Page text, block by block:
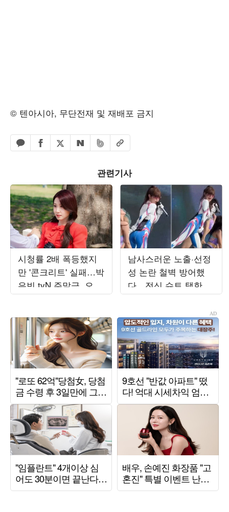
© 텐아시아, 무단전재 및 재배포 금지
카카오톡 공유하기
페이스북 공유하기
엑스 공유하기
네이버 공유하기
밴드 공유하기
URL복사
관련기사
시청률 2배 폭등했지
만 '콘크리트' 실패…박
은빈 tvN 주말극, 오르
락내리락 수치 변동
남사스러운 노출·선정
성 논란 철벽 방어했
다…전신 슈트 택한 최
예나, '워터밤 여신' 새